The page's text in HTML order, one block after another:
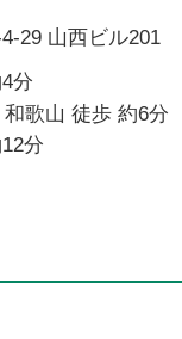
29 山西ビル201
分
歌山 徒歩 約6分
分